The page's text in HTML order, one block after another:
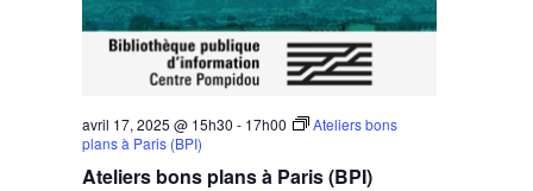
Ateliers bons plans à Paris (BPI)
avril 17, 2025 @ 15h30 - 17h00
Ateliers bons
plans à Paris (BPI)